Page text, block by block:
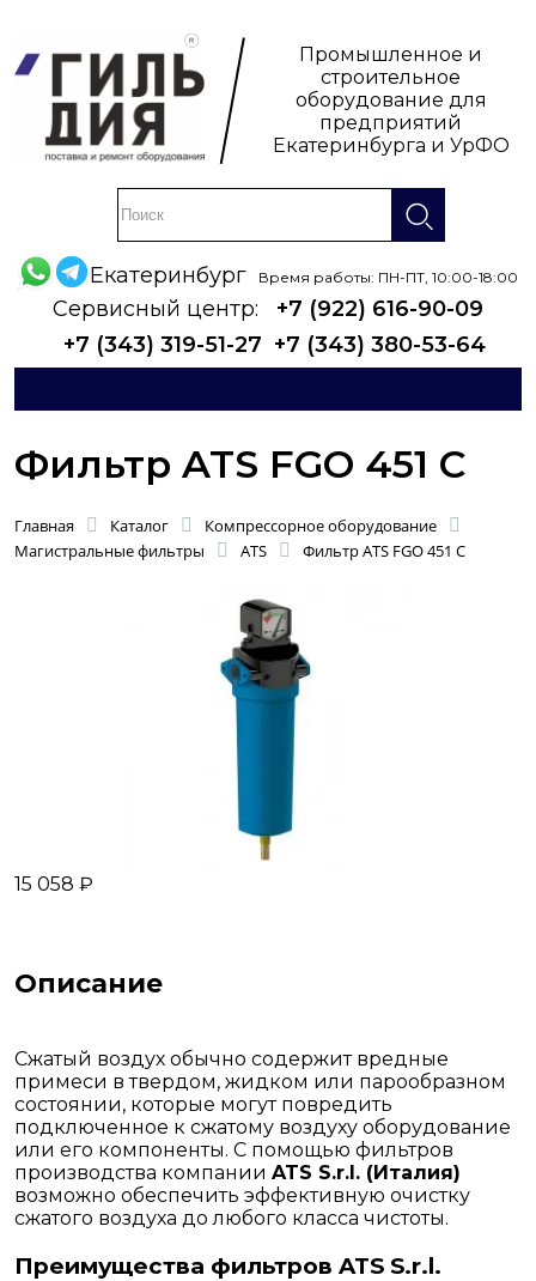
Промышленное и
строительное
оборудование для
предприятий
Екатеринбурга и УрФО
Екатеринбург Время работы: ПН-ПТ, 10:00-18:00
Сервисный центр:
+7 (922) 616-90-09
+7 (343) 319-51-27 +7 (343) 380-53-64
Фильтр ATS FGO 451 C
Главная Каталог
Компрессорное оборудование
Магистральные фильтры
ATS Фильтр ATS FGO 451 C
15 058 ₽
Описание
Сжатый воздух обычно содержит вредные
примеси в твердом, жидком или парообразном
состоянии, которые могут повредить
подключенное к сжатому воздуху оборудование
или его компоненты. С помощью фильтров
производства компании ATS S.r.l. (Италия)
возможно обеспечить эффективную очистку
сжатого воздуха до любого класса чистоты.
Преимущества фильтров ATS S.r.l.